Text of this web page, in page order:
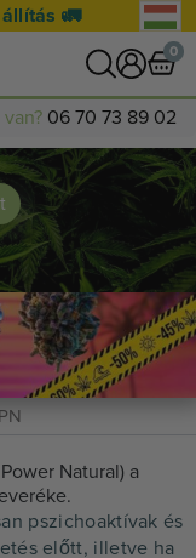
🚛
0
MEGTEKINTÉSE
06 70 73 89 02
Natural) a
pszichoaktívak és
előtt, illetve ha